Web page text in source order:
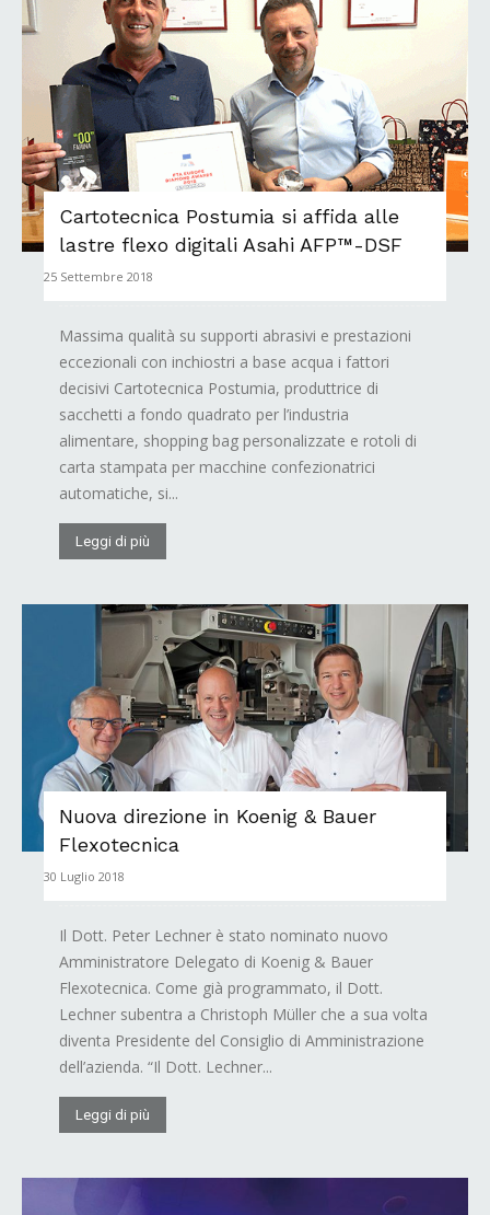
Cartotecnica Postumia si affida alle
lastre flexo digitali Asahi AFP™-DSF
25 Settembre 2018
Massima qualità su supporti abrasivi e prestazioni
eccezionali con inchiostri a base acqua i fattori
decisivi Cartotecnica Postumia, produttrice di
sacchetti a fondo quadrato per l’industria
alimentare, shopping bag personalizzate e rotoli di
carta stampata per macchine confezionatrici
automatiche, si...
Leggi di più
Nuova direzione in Koenig & Bauer
Flexotecnica
30 Luglio 2018
Il Dott. Peter Lechner è stato nominato nuovo
Amministratore Delegato di Koenig & Bauer
Flexotecnica. Come già programmato, il Dott.
Lechner subentra a Christoph Müller che a sua volta
diventa Presidente del Consiglio di Amministrazione
dell’azienda. “Il Dott. Lechner...
Leggi di più